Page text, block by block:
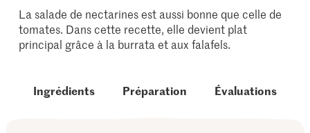
La salade de nectarines est aussi bonne que celle de
tomates. Dans cette recette, elle devient plat
principal grâce à la burrata et aux falafels.
Ingrédients Préparation Évaluations